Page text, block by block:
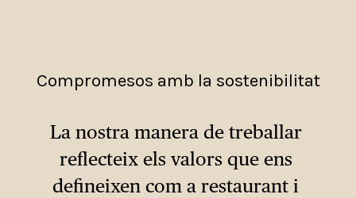
Compromesos amb la sostenibilitat
La nostra manera de treballar
reflecteix els valors que ens
defineixen com a restaurant i